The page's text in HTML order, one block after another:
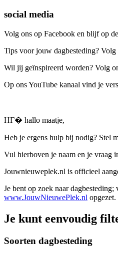
social media
Volg ons op Facebook en blijf op
Tips voor jouw dagbesteding?
Wil jij geïnspireerd worden? Volg
Op ons YouTube kanaal vind je
HГ� hallo maatje,
Heb je ergens hulp bij nodig? Stel
Vul hierboven je naam en je vraag
Jouwnieuweplek.nl is officieel
Je bent op zoek naar
www.JouwNieuwePlek.nl
Je kunt eenvoudig
Soorten dagbesteding